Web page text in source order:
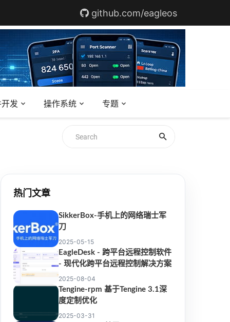
github.com/eagleos
发 操作系统 专题
热门文章
SikkerBox-手机上的网络瑞士军
刀
2025-05-15
EagleDesk - 跨平台远程控制软件
- 现代化跨平台远程控制解决方案
2025-08-04
Tengine-rpm 基于Tengine 3.1深
度定制优化
2025-03-31